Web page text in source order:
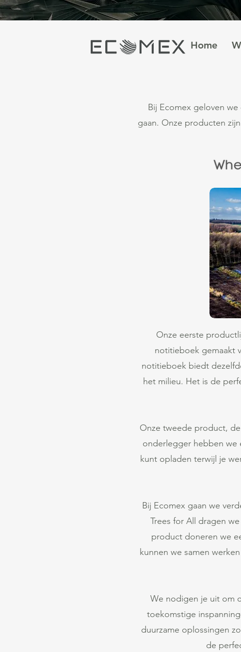
Home
Bij Ecomex geloven
gaan. Onze producten
Onze eerste
notitieboek gemaakt
notitieboek biedt
het milieu. Het is de
Onze tweede product,
onderlegger hebben we
kunt opladen terwijl je
Bij Ecomex gaan we
Trees for All dragen
product doneren we
kunnen we samen
We nodigen je uit om
toekomstige
duurzame oplossingen
de